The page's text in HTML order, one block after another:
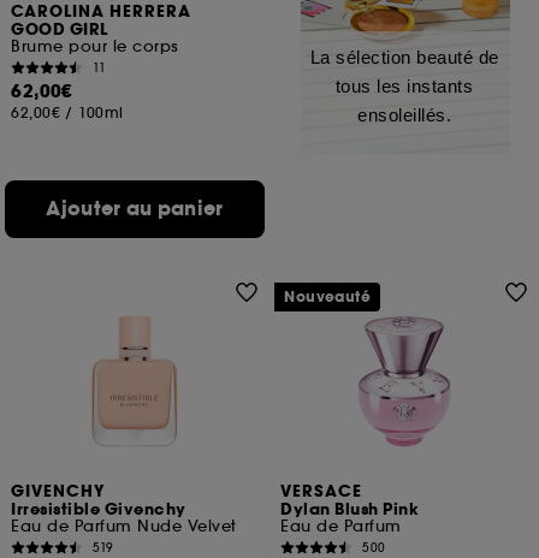
CAROLINA HERRERA
GOOD GIRL
Brume pour le corps
11
62,00€
62,00€ / 100ml
Ajouter au panier
La sélection beauté de
tous les instants
ensoleillés.
GIVENCHY
Irresistible Givenchy
Eau de Parfum Nude Velvet
519
VERSACE
Dylan Blush Pink
Eau de Parfum
500
Nouveauté